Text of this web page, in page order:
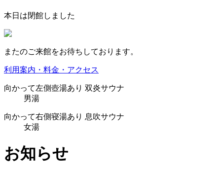
本日は閉館しました
またのご来館をお待ちしております。
利用案内・料金・アクセス
向かって左側壺湯あり 双炎サウナ
男湯
向かって右側寝湯あり 息吹サウナ
女湯
お知らせ